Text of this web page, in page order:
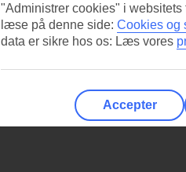
"Administrer cookies" i
læse på denne side: Cookies og
data er sikre hos os: Læs vores
Accepter